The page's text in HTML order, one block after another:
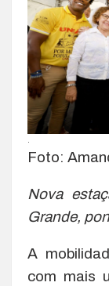
Foto:
Nova
Grande,
A
com mais